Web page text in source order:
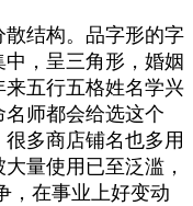
结构。品字形的字
中，呈三角形，婚姻
来五行五格姓名学兴
师都会给选这个
多商店铺名也多用
量使用已至泛滥，
，在事业上好变动